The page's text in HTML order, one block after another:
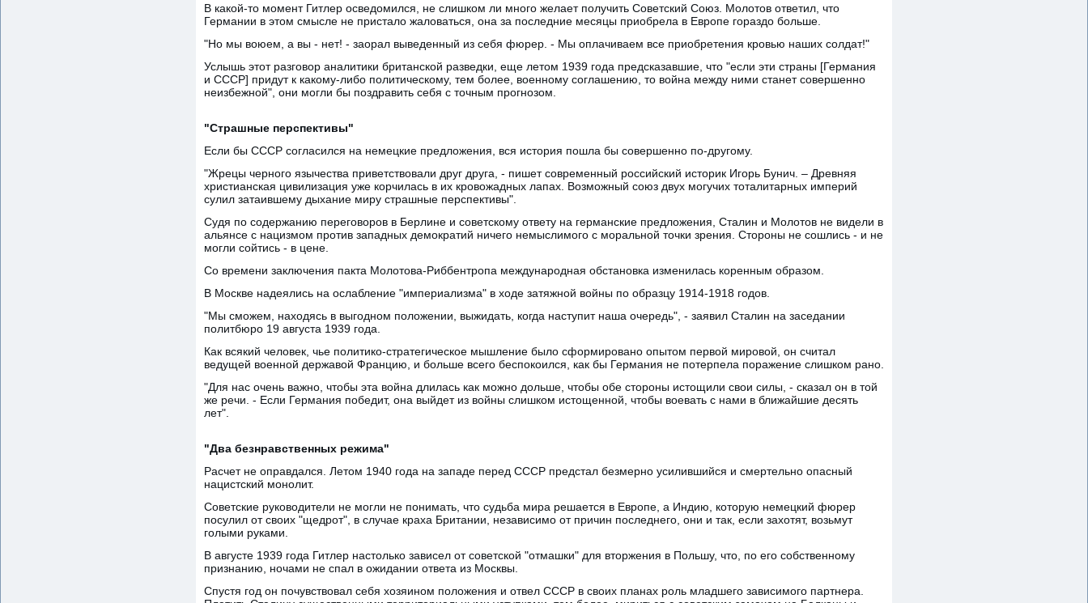
В какой-то момент Гитлер осведомился, не слишком ли много желает получить Советский Союз. Молотов ответил, что
Германии в этом смысле не пристало жаловаться, она за последние месяцы приобрела в Европе гораздо больше.
"Но мы воюем, а вы - нет! - заорал выведенный из себя фюрер. - Мы оплачиваем все приобретения кровью наших солдат!"
Услышь этот разговор аналитики британской разведки, еще летом 1939 года предсказавшие, что "если эти страны [Германия
и СССР] придут к какому-либо политическому, тем более, военному соглашению, то война между ними станет совершенно
неизбежной", они могли бы поздравить себя с точным прогнозом.
"Страшные перспективы"
Если бы СССР согласился на немецкие предложения, вся история пошла бы совершенно по-другому.
"Жрецы черного язычества приветствовали друг друга, - пишет современный российский историк Игорь Бунич. – Древняя
христианская цивилизация уже корчилась в их кровожадных лапах. Возможный союз двух могучих тоталитарных империй
сулил затаившему дыхание миру страшные перспективы".
Судя по содержанию переговоров в Берлине и советскому ответу на германские предложения, Сталин и Молотов не видели в
альянсе с нацизмом против западных демократий ничего немыслимого с моральной точки зрения. Стороны не сошлись - и не
могли сойтись - в цене.
Со времени заключения пакта Молотова-Риббентропа международная обстановка изменилась коренным образом.
В Москве надеялись на ослабление "империализма" в ходе затяжной войны по образцу 1914-1918 годов.
"Мы сможем, находясь в выгодном положении, выжидать, когда наступит наша очередь", - заявил Сталин на заседании
политбюро 19 августа 1939 года.
Как всякий человек, чье политико-стратегическое мышление было сформировано опытом первой мировой, он считал
ведущей военной державой Францию, и больше всего беспокоился, как бы Германия не потерпела поражение слишком рано.
"Для нас очень важно, чтобы эта война длилась как можно дольше, чтобы обе стороны истощили свои силы, - сказал он в той
же речи. - Если Германия победит, она выйдет из войны слишком истощенной, чтобы воевать с нами в ближайшие десять
лет".
"Два безнравственных режима"
Расчет не оправдался. Летом 1940 года на западе перед СССР предстал безмерно усилившийся и смертельно опасный
нацистский монолит.
Советские руководители не могли не понимать, что судьба мира решается в Европе, а Индию, которую немецкий фюрер
посулил от своих "щедрот", в случае краха Британии, независимо от причин последнего, они и так, если захотят, возьмут
голыми руками.
В августе 1939 года Гитлер настолько зависел от советской "отмашки" для вторжения в Польшу, что, по его собственному
признанию, ночами не спал в ожидании ответа из Москвы.
Спустя год он почувствовал себя хозяином положения и отвел СССР в своих планах роль младшего зависимого партнера.